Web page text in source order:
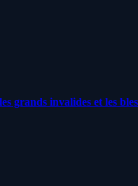
grands invalides et les